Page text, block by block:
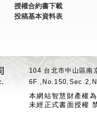
授權合約書下載
投稿基本資料表
104 台北市中山區
本網站智慧財產權
未經正式書面授權